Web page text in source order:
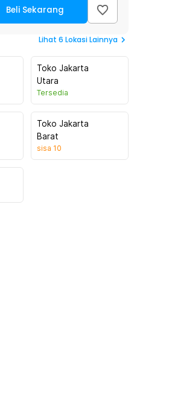
Beli Sekarang
Lihat 6 Lokasi Lainnya
Toko Jakarta
Utara
Tersedia
Toko Jakarta
Barat
sisa 10